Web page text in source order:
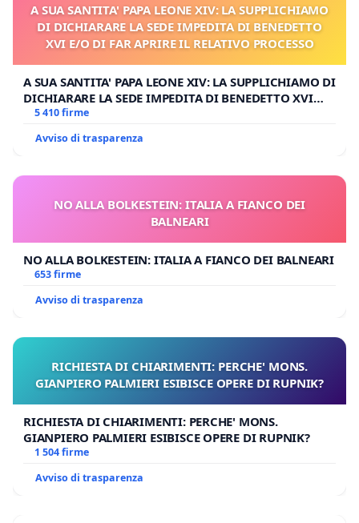
A SUA SANTITA' PAPA LEONE XIV: LA SUPPLICHIAMO
DI DICHIARARE LA SEDE IMPEDITA DI BENEDETTO
XVI E/O DI FAR APRIRE IL RELATIVO PROCESSO
A SUA SANTITA' PAPA LEONE XIV: LA SUPPLICHIAMO DI
DICHIARARE LA SEDE IMPEDITA DI BENEDETTO XVI
E/O DI FAR APRIRE IL RELATIVO PROCESSO
5 410 firme
Avviso di trasparenza
NO ALLA BOLKESTEIN: ITALIA A FIANCO DEI
BALNEARI
NO ALLA BOLKESTEIN: ITALIA A FIANCO DEI BALNEARI
653 firme
Avviso di trasparenza
RICHIESTA DI CHIARIMENTI: PERCHE' MONS.
GIANPIERO PALMIERI ESIBISCE OPERE DI RUPNIK?
RICHIESTA DI CHIARIMENTI: PERCHE' MONS.
GIANPIERO PALMIERI ESIBISCE OPERE DI RUPNIK?
1 504 firme
Avviso di trasparenza